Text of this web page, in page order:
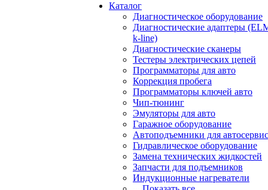
Каталог
Диагностическое оборудование
Диагностические адаптеры
k-line)
Диагностические сканеры
Тестеры электрических цепей
Программаторы для авто
Коррекция пробега
Программаторы ключей авто
Чип-тюнинг
Эмуляторы для авто
Гаражное оборудование
Автоподъемники для
Гидравлическое оборудование
Замена технических жидкостей
Запчасти для подъемников
Индукционные нагреватели